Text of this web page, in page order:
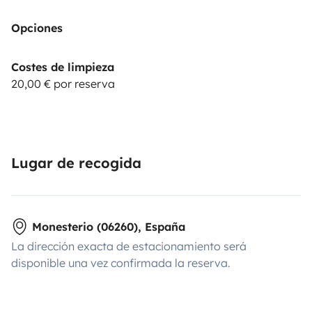
Opciones
Costes de limpieza
20,00 € por reserva
Lugar de recogida
Monesterio (06260), España
La dirección exacta de estacionamiento será
disponible una vez confirmada la reserva.